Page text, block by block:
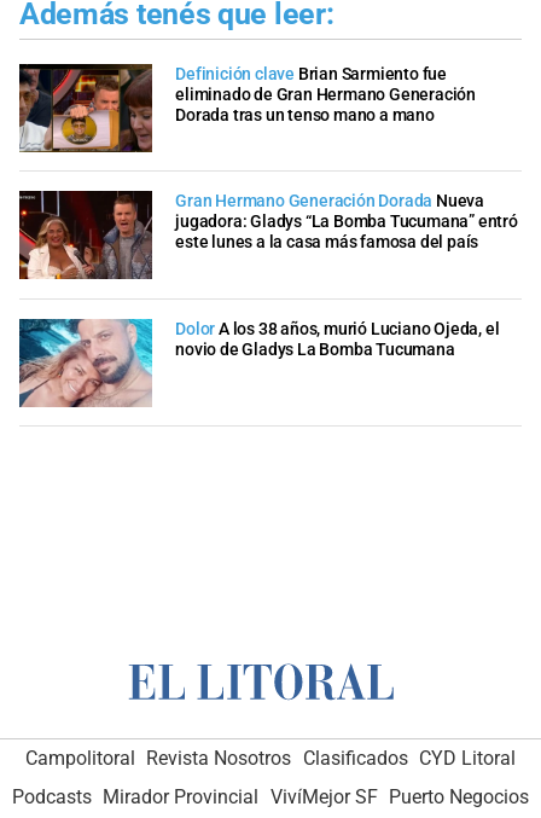
Además tenés que leer:
Definición clave Brian Sarmiento fue
eliminado de Gran Hermano Generación
Dorada tras un tenso mano a mano
Gran Hermano Generación Dorada Nueva
jugadora: Gladys “La Bomba Tucumana” entró
este lunes a la casa más famosa del país
DolorA los 38 años, murió Luciano Ojeda, el
novio de Gladys La Bomba Tucumana
Campolitoral Revista Nosotros Clasificados CYD Litoral
Podcasts Mirador Provincial VivíMejor SF Puerto Negocios